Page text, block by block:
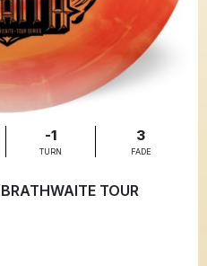
-1
TURN
3
FADE
TOUR